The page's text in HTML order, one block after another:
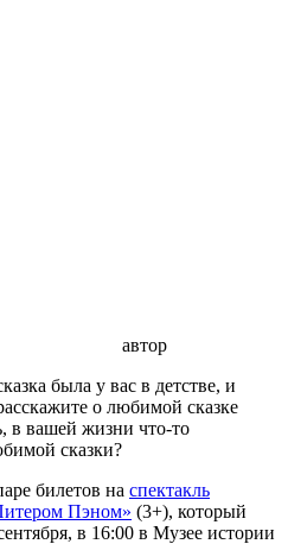
автор
была у вас в детстве, и
о любимой сказке
в вашей жизни что-то
сказки?
билетов на спектакль
Пэном» (3+), который
в 16:00 в Музее истории